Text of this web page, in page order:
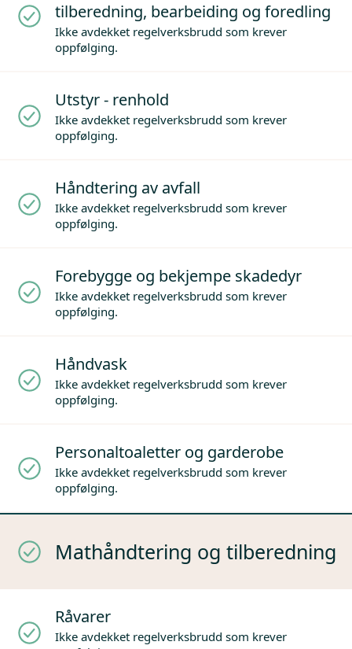
tilberedning, bearbeiding og foredling
Ikke avdekket regelverksbrudd som krever
oppfølging.
Utstyr - renhold
Ikke avdekket regelverksbrudd som krever
oppfølging.
Håndtering av avfall
Ikke avdekket regelverksbrudd som krever
oppfølging.
Forebygge og bekjempe skadedyr
Ikke avdekket regelverksbrudd som krever
oppfølging.
Håndvask
Ikke avdekket regelverksbrudd som krever
oppfølging.
Personaltoaletter og garderobe
Ikke avdekket regelverksbrudd som krever
oppfølging.
Mathåndtering og tilberedning
Råvarer
Ikke avdekket regelverksbrudd som krever